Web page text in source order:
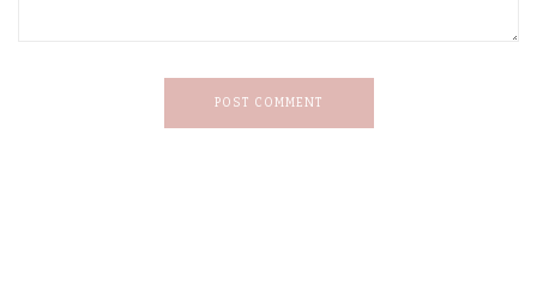
POST COMMENT